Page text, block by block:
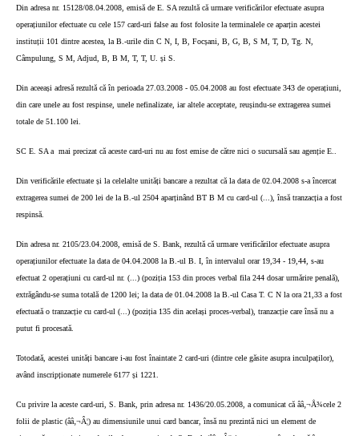
Din adresa nr. 15128/08.04.2008, emisă de E. SA rezultă că urmare verificărilor efectuate asupra
operațiunilor efectuate cu cele 157 card-uri false au fost folosite la terminalele ce aparțin acestei
instituții 101 dintre acestea, la B.-urile din C N, I, B, Focșani, B, G, B, S M, T, D, Tg. N,
Câmpulung, S M, Adjud, B, B M, T, T, U. și S.
Din aceeași adresă rezultă că în perioada 27.03.2008 - 05.04.2008 au fost efectuate 343 de operațiuni,
din care unele au fost respinse, unele nefinalizate, iar altele acceptate, reușindu-se extragerea sumei
totale de 51.100 lei.
SC E. SA a mai precizat că aceste card-uri nu au fost emise de către nici o sucursală sau agenție E..
Din verificările efectuate și la celelalte unități bancare a rezultat că la data de 02.04.2008 s-a încercat
extragerea sumei de 200 lei de la B.-ul 2504 aparținând BT B M cu card-ul (...), însă tranzacția a fost
respinsă.
Din adresa nr. 2105/23.04.2008, emisă de S. Bank, rezultă că urmare verificărilor efectuate asupra
operațiunilor efectuate la data de 04.04.2008 la B.-ul B. I, în intervalul orar 19,34 - 19,44, s-au
efectuat 2 operațiuni cu card-ul nr. (...) (poziția 153 din proces verbal fila 244 dosar urmărire penală),
extrăgându-se suma totală de 1200 lei; la data de 01.04.2008 la B.-ul Casa T. C N la ora 21,33 a fost
efectuată o tranzacție cu card-ul (...) (poziția 135 din același proces-verbal), tranzacție care însă nu a
putut fi procesată.
Totodată, acestei unități bancare i-au fost înaintate 2 card-uri (dintre cele găsite asupra inculpaților),
având inscripționate numerele 6177 și 1221.
Cu privire la aceste card-uri, S. Bank, prin adresa nr. 1436/20.05.2008, a comunicat că ââ‚¬Å¾cele 2
folii de plastic (ââ‚¬Â¦) au dimensiunile unui card bancar, însă nu prezintă nici un element de